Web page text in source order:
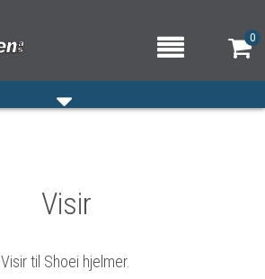
0
Visir
Visir til Shoei hjelmer.